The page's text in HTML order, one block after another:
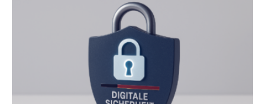
koordiniert wird. Ab dem 1. September werden sich
über einen Zeitraum von vier Jahren insgesamt 15
Promovierende im Rahmen von CAVECORE mit
kognitiven Robotern beschäftigen – also mit Robotern,
die mittels Sensoren ihre Umgebung erfassen,
Informationen verarbeiten und häufig auch mit…